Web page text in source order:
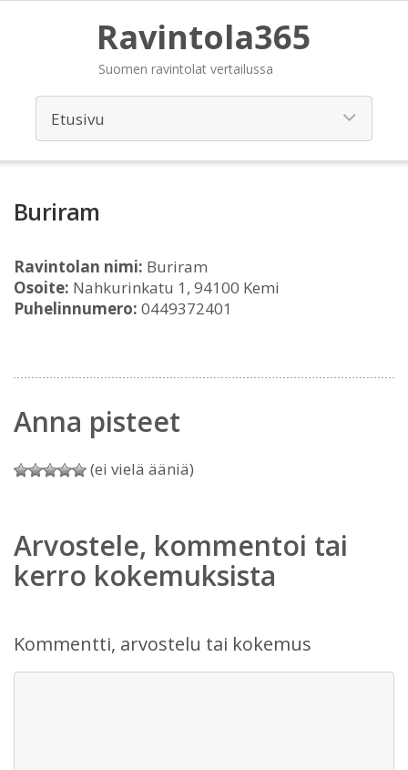
Ravintola365
Suomen ravintolat vertailussa
Buriram
Ravintolan nimi: Buriram
Osoite: Nahkurinkatu 1, 94100 Kemi
Puhelinnumero: 0449372401
Anna pisteet
(ei vielä ääniä)
Arvostele, kommentoi tai
kerro kokemuksista
Kommentti, arvostelu tai kokemus